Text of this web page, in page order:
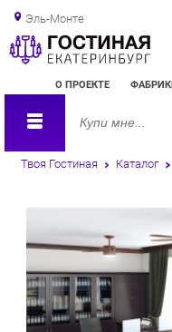
Эль-Монте
О ПРОЕКТЕ ФАБРИКИ
Твоя Гостиная Каталог